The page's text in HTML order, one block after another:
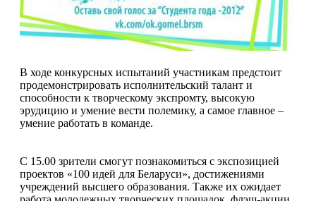
В ходе конкурсных испытаний участникам предстоит
продемонстрировать исполнительский талант и
способности к творческому экспромту, высокую
эрудицию и умение вести полемику, а самое главное –
умение работать в команде.
С 15.00 зрители смогут познакомиться с экспозицией
проектов «100 идей для Беларуси», достижениями
учреждений высшего образования. Также их ожидает